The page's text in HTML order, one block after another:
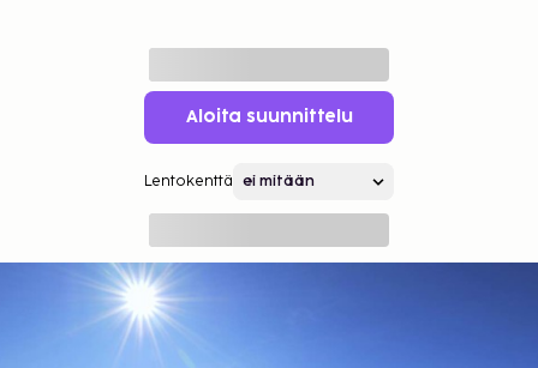
Aloita suunnittelu
Lentokenttä